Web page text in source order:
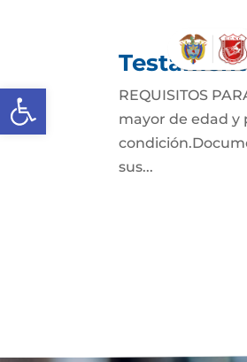
Abrir barra de herramientas
REQUISITOS
mayor de edad y
sus...